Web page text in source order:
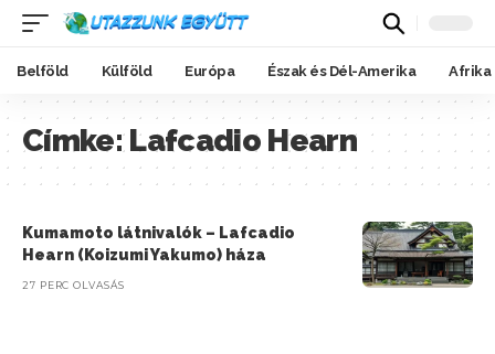
Belföld Külföld Európa Észak és Dél-Amerika Afrika
Címke:Lafcadio Hearn
Kumamoto látnivalók – Lafcadio
Hearn (Koizumi Yakumo) háza
27 PERC OLVASÁS